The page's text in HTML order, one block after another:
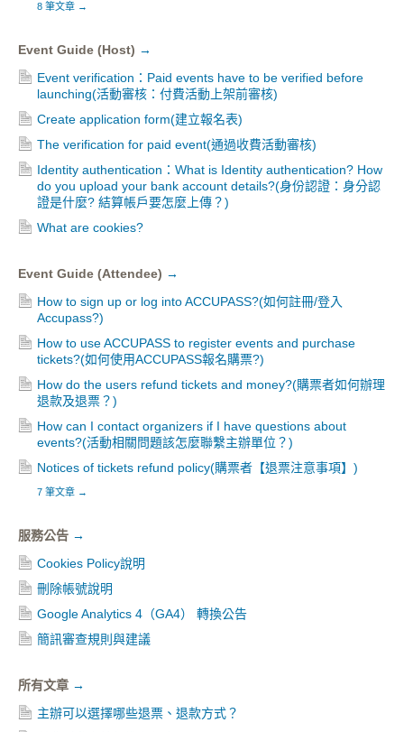
8 筆文章 →
Event Guide (Host) →
Event verification：Paid events have to be verified before
launching(活動審核：付費活動上架前審核)
Create application form(建立報名表)
The verification for paid event(通過收費活動審核)
Identity authentication：What is Identity authentication? How
do you upload your bank account details?(身份認證：身分認
證是什麼? 結算帳戶要怎麼上傳？)
What are cookies?
Event Guide (Attendee) →
How to sign up or log into ACCUPASS?(如何註冊/登入
Accupass?)
How to use ACCUPASS to register events and purchase
tickets?(如何使用ACCUPASS報名購票?)
How do the users refund tickets and money?(購票者如何辦理
退款及退票？)
How can I contact organizers if I have questions about
events?(活動相關問題該怎麼聯繫主辦單位？)
Notices of tickets refund policy(購票者【退票注意事項】)
7 筆文章 →
服務公告 →
Cookies Policy說明
刪除帳號說明
Google Analytics 4（GA4） 轉換公告
簡訊審查規則與建議
所有文章 →
主辦可以選擇哪些退票、退款方式？